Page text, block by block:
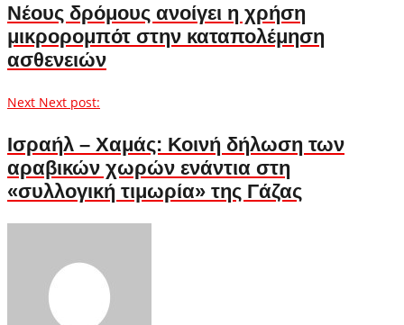
Νέους δρόμους ανοίγει η χρήση
μικρορομπότ στην καταπολέμηση
ασθενειών
Next Next post:
Ισραήλ – Χαμάς: Κοινή δήλωση των
αραβικών χωρών ενάντια στη
«συλλογική τιμωρία» της Γάζας